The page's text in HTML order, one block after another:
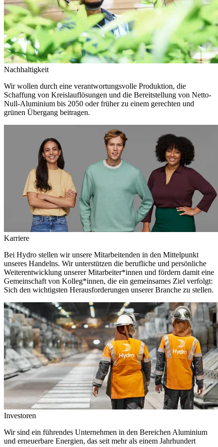
Nachhaltigkeit
Wir wollen durch eine verantwortungsvolle Produktion, die
Schaffung von Kreislauflösungen und die Bereitstellung von Netto-
Null-Aluminium bis 2050 oder früher zu einem gerechten und
grünen Übergang beitragen.
Karriere
Bei Hydro stellen wir unsere Mitarbeitenden in den Mittelpunkt
unseres Handelns. Wir unterstützen die berufliche und persönliche
Weiterentwicklung unserer Mitarbeiter*innen und fördern damit eine
Gemeinschaft von Kolleg*innen, die ein gemeinsames Ziel verfolgt:
Sich den wichtigsten Herausforderungen unserer Branche zu stellen.
Investoren
Wir sind ein führendes Unternehmen in den Bereichen Aluminium
und erneuerbare Energien, das seit mehr als einem Jahrhundert